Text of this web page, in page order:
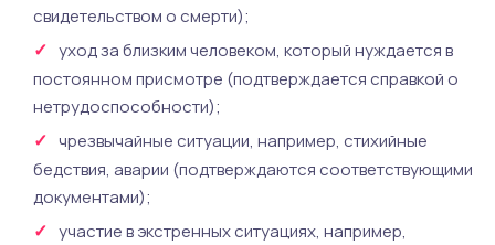
свидетельством о смерти);
уход за близким человеком, который нуждается в
постоянном присмотре (подтверждается справкой о
нетрудоспособности);
чрезвычайные ситуации, например, стихийные
бедствия, аварии (подтверждаются соответствующими
документами);
участие в экстренных ситуациях, например,